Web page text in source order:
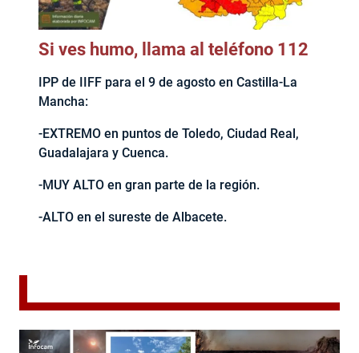
Si ves humo, llama al teléfono 112
IPP de IIFF para el 9 de agosto en Castilla-La
Mancha:
-EXTREMO en puntos de Toledo, Ciudad Real,
Guadalajara y Cuenca.
-MUY ALTO en gran parte de la región.
-ALTO en el sureste de Albacete.